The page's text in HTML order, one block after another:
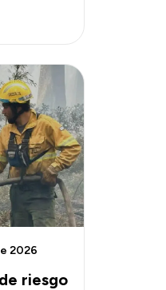
riesgo
2026